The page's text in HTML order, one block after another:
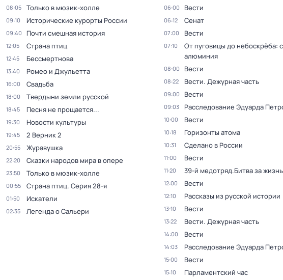
08:05 Только в мюзик-холле
09:10 Исторические курорты России
09:40 Почти смешная история
12:05 Страна птиц
12:45 Бессмертнова
13:40 Ромео и Джульетта
16:00 Свадьба
18:00 Твердыни земли русской
18:45 Песня не прощается...
19:30 Новости культуры
19:45 2 Верник 2
20:55 Журавушка
22:20 Сказки народов мира в опере
23:50 Только в мюзик-холле
00:55 Страна птиц. Серия 28-я
01:50 Искатели
02:35 Легенда о Сальери
06:00 Вести
06:12 Сенат
07:00 Вести
07:10
От пуговицы до небоскрёба:
алюминия
08:00 Вести
08:22 Вести. Дежурная часть
09:00 Вести
09:03 Расследование Эдуарда
10:00 Вести
10:18 Горизонты атома
10:31 Сделано в России
11:00 Вести
11:20 39-й медотряд.Битва за жизнь
12:00 Вести
12:10 Рассказы из русской истории
13:10 Вести
13:22 Вести. Дежурная часть
14:00 Вести
14:03 Расследование Эдуарда
15:00 Вести
15:10 Парламентский час